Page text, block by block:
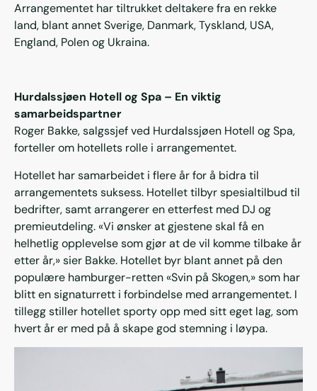
Arrangementet har tiltrukket deltakere fra en rekke
land, blant annet Sverige, Danmark, Tyskland, USA,
England, Polen og Ukraina.
Hurdalssjøen Hotell og Spa – En viktig
samarbeidspartner
Roger Bakke, salgssjef ved Hurdalssjøen Hotell og Spa,
forteller om hotellets rolle i arrangementet.
Hotellet har samarbeidet i flere år for å bidra til
arrangementets suksess. Hotellet tilbyr spesialtilbud til
bedrifter, samt arrangerer en etterfest med DJ og
premieutdeling. «Vi ønsker at gjestene skal få en
helhetlig opplevelse som gjør at de vil komme tilbake år
etter år,» sier Bakke. Hotellet byr blant annet på den
populære hamburger-retten «Svin på Skogen,» som har
blitt en signaturrett i forbindelse med arrangementet. I
tillegg stiller hotellet sporty opp med sitt eget lag, som
hvert år er med på å skape god stemning i løypa.